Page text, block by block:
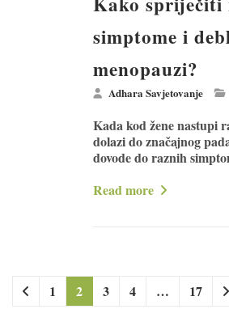
simptome i
menopauzi?
Adhara Savjetovanje
Kada kod žene nastupi
dolazi do značajnog
dovode do raznih
Read more
1 2 3 4 … 17